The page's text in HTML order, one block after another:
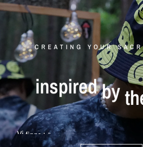
CREATING YOUR
inspiredby
forestsof
Vi finnshäriSverigeoch säljer till